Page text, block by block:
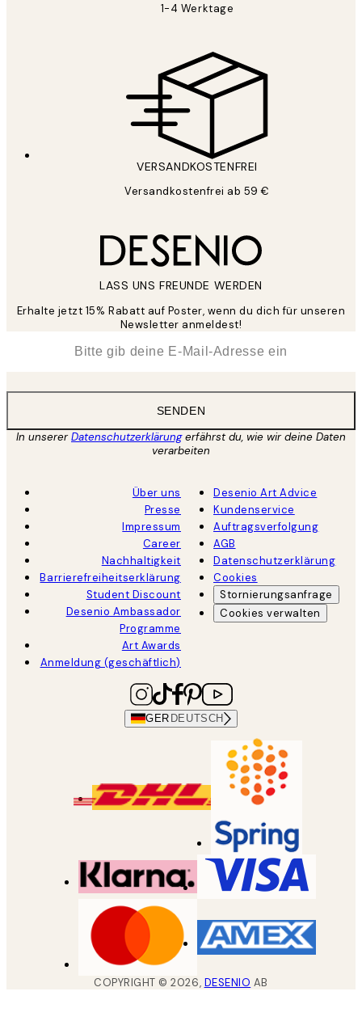
1-4 Werktage
VERSANDKOSTENFREI
Versandkostenfrei ab 59 €
LASS UNS FREUNDE WERDEN
Erhalte jetzt 15% Rabatt auf Poster, wenn du dich für unseren
Newsletter anmeldest!
SENDEN
In unsererDatenschutzerklärungerfährst du, wie wir deine Daten
verarbeiten
Über uns
Presse
Impressum
Career
Nachhaltigkeit
Barrierefreiheitserklärung
Student Discount
Desenio Ambassador
Programme
Art Awards
Anmeldung (geschäftlich)
Desenio Art Advice
Kundenservice
Auftragsverfolgung
AGB
Datenschutzerklärung
Cookies
Stornierungsanfrage
Cookies verwalten
GER DEUTSCH
COPYRIGHT ©2026, DESENIO AB